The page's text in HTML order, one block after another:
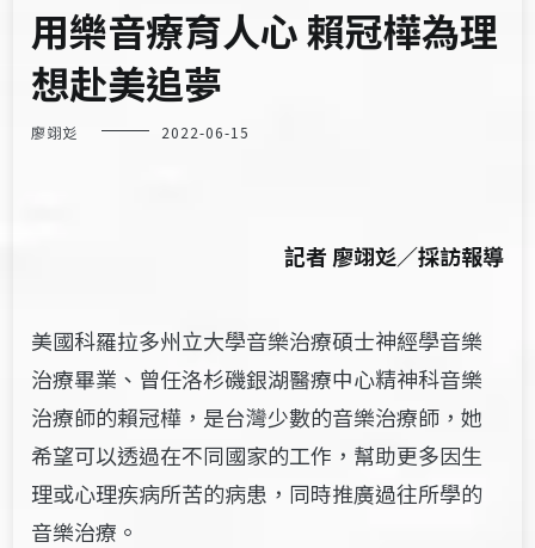
用樂音療育人心 賴冠樺為理
想赴美追夢
廖翊彣 2022-06-15
記者 廖翊彣／採訪報導
美國科羅拉多州立大學音樂治療碩士神經學音樂
治療畢業、曾任洛杉磯銀湖醫療中心精神科音樂
治療師的賴冠樺，是台灣少數的音樂治療師，她
希望可以透過在不同國家的工作，幫助更多因生
理或心理疾病所苦的病患，同時推廣過往所學的
音樂治療。